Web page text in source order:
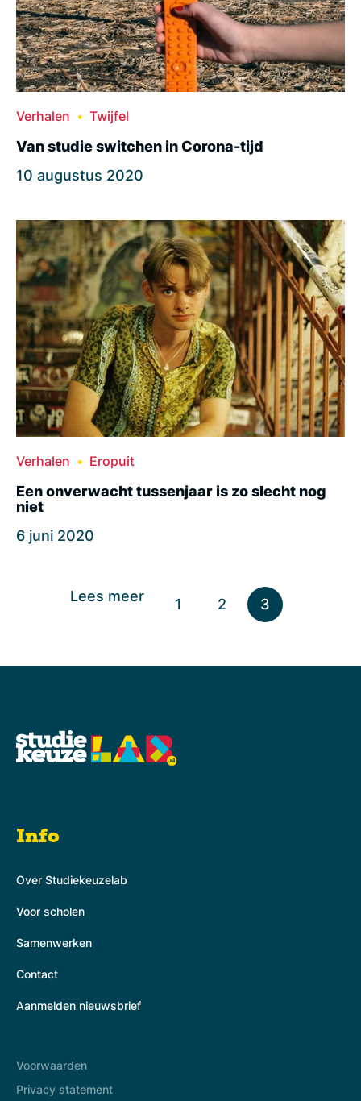
Verhalen Twijfel
Van studie switchen in Corona-tijd
10 augustus 2020
Verhalen Eropuit
Een onverwacht tussenjaar is zo slecht nog
niet
6 juni 2020
Lees meer 1 2 3
Info
Over Studiekeuzelab
Voor scholen
Samenwerken
Contact
Aanmelden nieuwsbrief
Voorwaarden
Privacy statement